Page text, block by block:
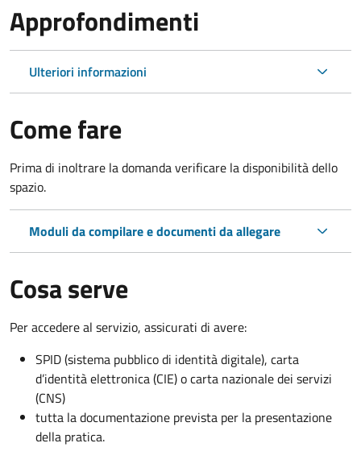
Approfondimenti
Ulteriori informazioni
Come fare
Prima di inoltrare la domanda verificare la disponibilità dello
spazio.
Moduli da compilare e documenti da allegare
Cosa serve
Per accedere al servizio, assicurati di avere:
SPID (sistema pubblico di identità digitale), carta
d’identità elettronica (CIE) o carta nazionale dei servizi
(CNS)
tutta la documentazione prevista per la presentazione
della pratica.